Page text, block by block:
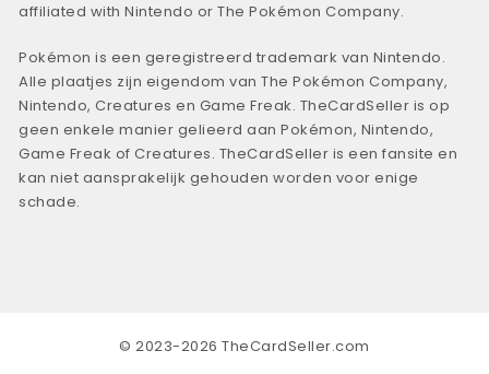
affiliated with Nintendo or The Pokémon Company.
Pokémon is een geregistreerd trademark van Nintendo.
Alle plaatjes zijn eigendom van The Pokémon Company,
Nintendo, Creatures en Game Freak. TheCardSeller is op
geen enkele manier gelieerd aan Pokémon, Nintendo,
Game Freak of Creatures. TheCardSeller is een fansite en
kan niet aansprakelijk gehouden worden voor enige
schade.
© 2023-2026 TheCardSeller.com